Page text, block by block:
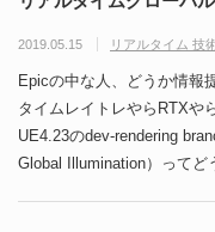
2019.05.15 リアルタイム 技
Epicの中な人、どうか情報
タイムレイトレやらRTXや
UE4.23のdev-rendering
Global Illumination）ってど